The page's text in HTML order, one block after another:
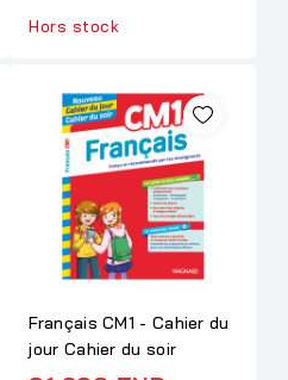
Hors stock
Français CM1 - Cahier du
jour Cahier du soir